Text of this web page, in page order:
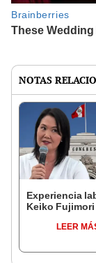
NOTAS
Experiencia
Keiko Fujimori
LEER